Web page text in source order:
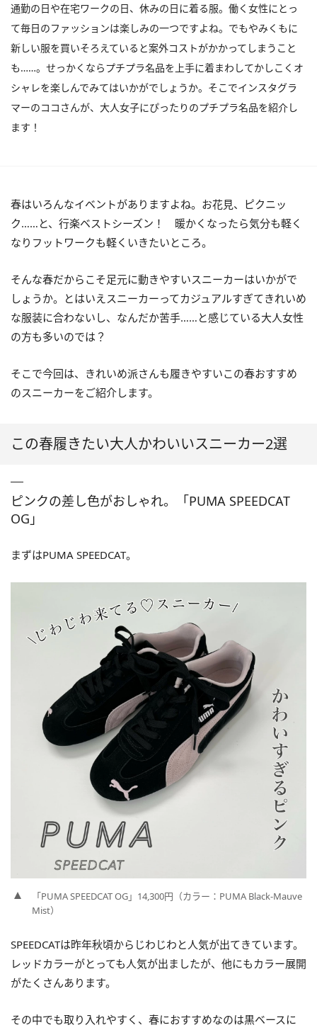
通勤の日や在宅ワークの日、休みの日に着る服。働く女性にとっ
て毎日のファッションは楽しみの一つですよね。でもやみくもに
新しい服を買いそろえていると案外コストがかかってしまうこと
も……。せっかくならプチプラ名品を上手に着まわしてかしこくオ
シャレを楽しんでみてはいかがでしょうか。そこでインスタグラ
マーのココさんが、大人女子にぴったりのプチプラ名品を紹介し
ます！
春はいろんなイベントがありますよね。お花見、ピクニッ
ク……と、行楽ベストシーズン！ 暖かくなったら気分も軽く
なりフットワークも軽くいきたいところ。
そんな春だからこそ足元に動きやすいスニーカーはいかがで
しょうか。とはいえスニーカーってカジュアルすぎてきれいめ
な服装に合わないし、なんだか苦手……と感じている大人女性
の方も多いのでは？
そこで今回は、きれいめ派さんも履きやすいこの春おすすめ
のスニーカーをご紹介します。
この春履きたい大人かわいいスニーカー2選
ピンクの差し色がおしゃれ。「PUMA SPEEDCAT
OG」
まずはPUMA SPEEDCAT。
「PUMA SPEEDCAT OG」14,300円（カラー：PUMA Black-Mauve
Mist）
SPEEDCATは昨年秋頃からじわじわと人気が出てきています。
レッドカラーがとっても人気が出ましたが、他にもカラー展開
がたくさんあります。
その中でも取り入れやすく、春におすすめなのは黒ベースに